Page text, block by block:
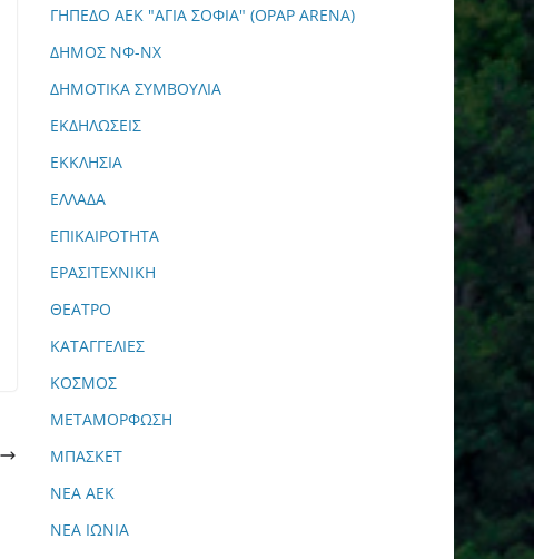
ΓΗΠΕΔΟ ΑΕΚ "ΑΓΙΑ ΣΟΦΙΑ" (OPAP ARENA)
ΔΗΜΟΣ ΝΦ-ΝΧ
ΔΗΜΟΤΙΚΑ ΣΥΜΒΟΥΛΙΑ
ΕΚΔΗΛΩΣΕΙΣ
ΕΚΚΛΗΣΙΑ
ΕΛΛΑΔΑ
ΕΠΙΚΑΙΡΟΤΗΤΑ
ΕΡΑΣΙΤΕΧΝΙΚΗ
ΘΕΑΤΡΟ
ΚΑΤΑΓΓΕΛΙΕΣ
ΚΟΣΜΟΣ
ΜΕΤΑΜΟΡΦΩΣΗ
ΜΠΑΣΚΕΤ
ΝΕΑ ΑΕΚ
ΝΕΑ ΙΩΝΙΑ